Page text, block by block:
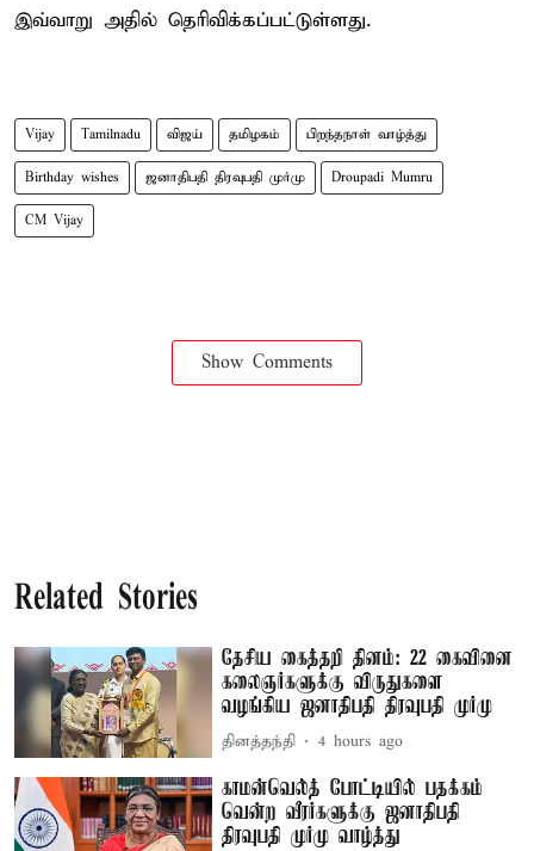
இவ்வாறு அதில் தெரிவிக்கப்பட்டுள்ளது.
Vijay Tamilnadu விஜய் தமிழகம் பிறந்தநாள் வாழ்த்து
Birthday wishes ஜனாதிபதி திரவுபதி முர்மு Droupadi Mumru
CM Vijay
Show Comments
Related Stories
தேசிய கைத்தறி தினம்: 22 கைவினை
கலைஞர்களுக்கு விருதுகளை
வழங்கிய ஜனாதிபதி திரவுபதி முர்மு
தினத்தந்தி 4 hours ago
காமன்வெல்த் போட்டியில் பதக்கம்
வென்ற வீரர்களுக்கு ஜனாதிபதி
திரவுபதி முர்மு வாழ்த்து